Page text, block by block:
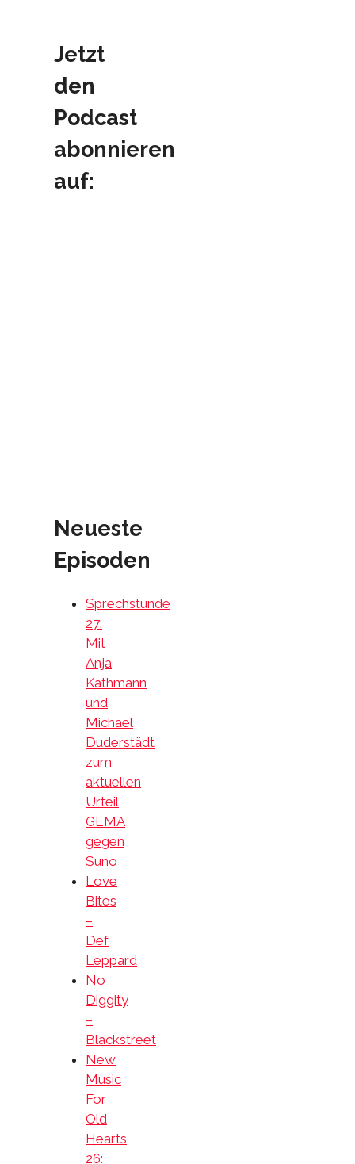
Jetzt
den
Podcast
abonnieren
auf:
Neueste
Episoden
Sprechstunde
27:
Mit
Anja
Kathmann
und
Michael
Duderstädt
zum
aktuellen
Urteil
GEMA
gegen
Suno
Love
Bites
–
Def
Leppard
No
Diggity
–
Blackstreet
New
Music
For
Old
Hearts
26: